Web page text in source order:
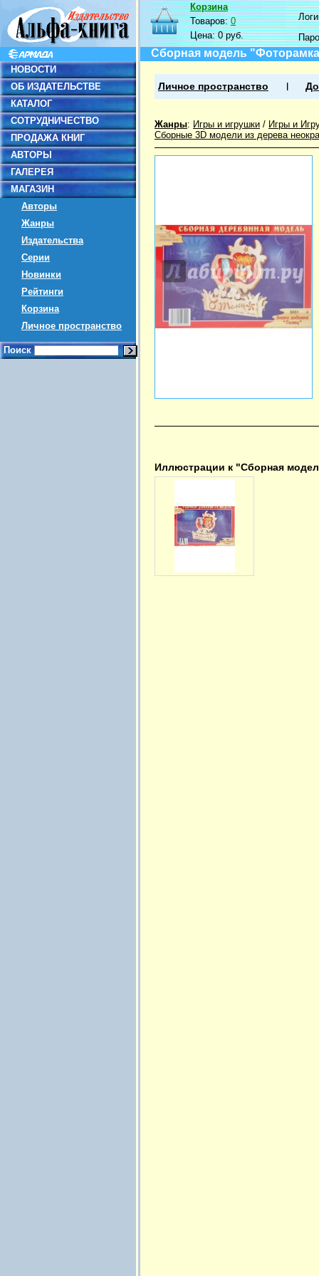
НОВОСТИ
ОБ ИЗДАТЕЛЬСТВЕ
КАТАЛОГ
СОТРУДНИЧЕСТВО
ПРОДАЖА КНИГ
АВТОРЫ
ГАЛЕРЕЯ
МАГАЗИН
Авторы
Жанры
Издательства
Серии
Новинки
Рейтинги
Корзина
Личное пространство
Поиск
Корзина
Товаров:0
Цена:0 руб.
Сборная модель
Личное пространство
Жанры: Игры и игрушки / Игры и
Сборные 3D модели из дерева
Иллюстрации к "Сборная